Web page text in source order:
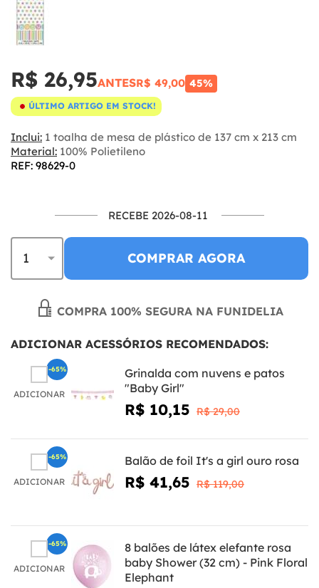
R$ 26,95ANTESR$ 49,00 45%
ÚLTIMO ARTIGO EM STOCK!
Inclui: 1 toalha de mesa de plástico de 137 cm x 213 cm
Material: 100% Polietileno
REF: 98629-0
RECEBE 2026-08-11
COMPRAR AGORA
COMPRA 100% SEGURA NA FUNIDELIA
ADICIONAR ACESSÓRIOS RECOMENDADOS:
ADICIONAR
Grinalda com nuvens e patos
"Baby Girl"
R$ 10,15 R$ 29,00
-65%
ADICIONAR
Balão de foil It's a girl ouro rosa
R$ 41,65 R$ 119,00
-65%
ADICIONAR
8 balões de látex elefante rosa
baby Shower (32 cm) - Pink Floral
Elephant
-65%